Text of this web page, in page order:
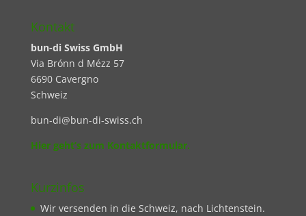
Kontakt
bun-di Swiss GmbH
Via Brónn d Mézz 57
6690 Cavergno
Schweiz
bun-di@bun-di-swiss.ch
Hier geht’s zum Kontaktformular.
Kurzinfos
Wir versenden in die Schweiz, nach Lichtenstein.